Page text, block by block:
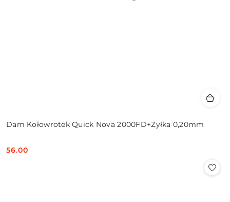
Dam Kołowrotek Quick Nova 2000FD+Żyłka 0,20mm
Cena:
56.00